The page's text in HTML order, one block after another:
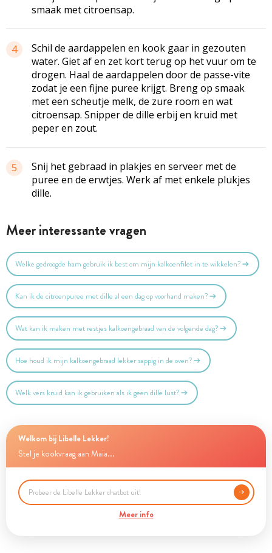
smaak met citroensap.
4
Schil de aardappelen en kook gaar in gezouten
water. Giet af en zet kort terug op het vuur om te
drogen. Haal de aardappelen door de passe-vite
zodat je een fijne puree krijgt. Breng op smaak
met een scheutje melk, de zure room en wat
citroensap. Snipper de dille erbij en kruid met
peper en zout.
5
Snij het gebraad in plakjes en serveer met de
puree en de erwtjes. Werk af met enkele plukjes
dille.
Meer interessante vragen
Welke gedroogde ham gebruik ik best om mijn kalkoenfilet in te wikkelen?
Kan ik de citroenpuree met dille al een dag op voorhand maken?
Wat kan ik maken met restjes kalkoengebraad van de volgende dag?
Hoe houd ik mijn kalkoengebraad lekker sappig in de oven?
Welk vers kruid kan ik gebruiken als ik geen dille lust?
Welkom bij Libelle Lekker!
Stel je kookvraag aan Maia...
Meer info